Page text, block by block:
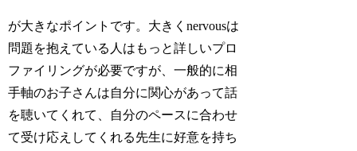
が大きなポイントです。大きくnervousは
問題を抱えている人はもっと詳しいプロ
ファイリングが必要ですが、一般的に相
手軸のお子さんは自分に関心があって話
を聴いてくれて、自分のペースに合わせ
て受け応えしてくれる先生に好意を持ち